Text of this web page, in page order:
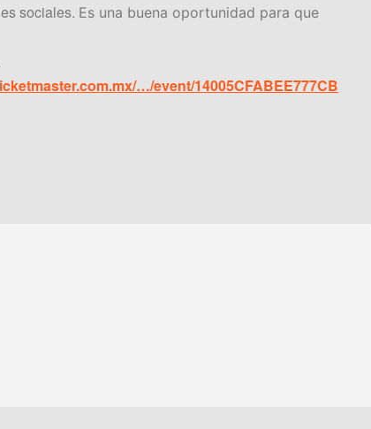
sociales. Es una buena oportunidad para que
…/event/14005CFABEE777CB